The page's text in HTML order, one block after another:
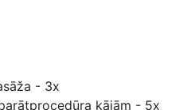
- 3x
kājām - 5x